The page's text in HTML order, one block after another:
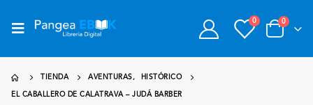
0 0
TIENDA AVENTURAS , HISTÓRICO
EL CABALLERO DE CALATRAVA – JUDÁ BARBER